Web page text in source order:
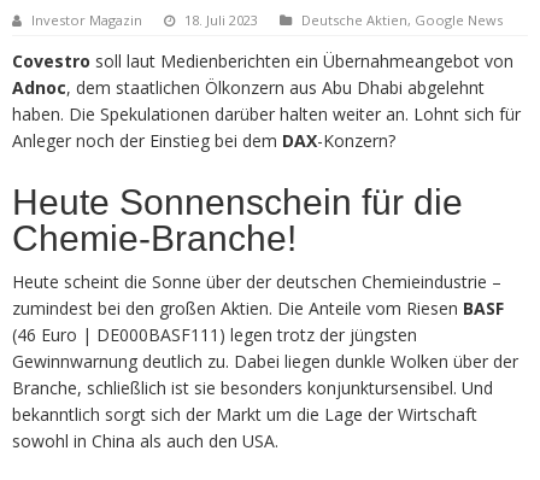
Investor Magazin 18. Juli 2023 Deutsche Aktien, Google News
Covestro soll laut Medienberichten ein Übernahmeangebot von
Adnoc, dem staatlichen Ölkonzern aus Abu Dhabi abgelehnt
haben. Die Spekulationen darüber halten weiter an. Lohnt sich für
Anleger noch der Einstieg bei dem DAX-Konzern?
Heute Sonnenschein für die
Chemie-Branche!
Heute scheint die Sonne über der deutschen Chemieindustrie –
zumindest bei den großen Aktien. Die Anteile vom Riesen BASF
(46 Euro | DE000BASF111) legen trotz der jüngsten
Gewinnwarnung deutlich zu. Dabei liegen dunkle Wolken über der
Branche, schließlich ist sie besonders konjunktursensibel. Und
bekanntlich sorgt sich der Markt um die Lage der Wirtschaft
sowohl in China als auch den USA.